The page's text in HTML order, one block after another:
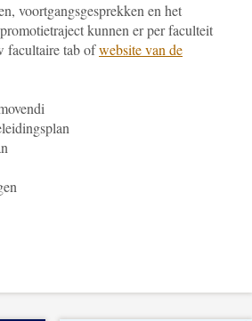
voortgangsgesprekken en het
kunnen er per faculteit
facultaire tab ofwebsite van de